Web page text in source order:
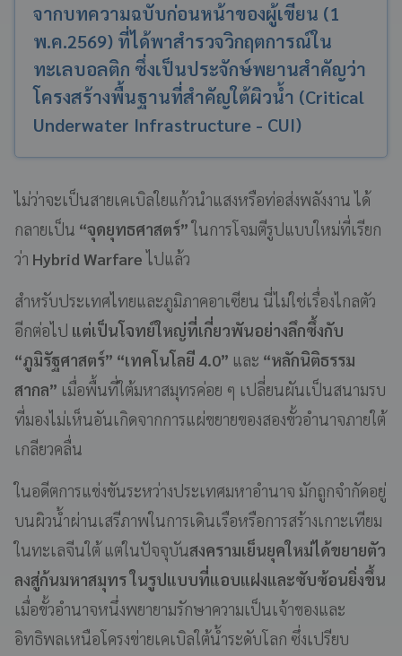
จากบทความฉบับก่อนหน้าของผู้เขียน (1
พ.ค.2569) ที่ได้พาสำรวจวิกฤตการณ์ใน
ทะเลบอลติก ซึ่งเป็นประจักษ์พยานสำคัญว่า
โครงสร้างพื้นฐานที่สำคัญใต้ผิวน้ำ (Critical
Underwater Infrastructure - CUI)
ไม่ว่าจะเป็นสายเคเบิลใยแก้วนำแสงหรือท่อส่งพลังงาน ได้
กลายเป็น “จุดยุทธศาสตร์”ในการโจมตีรูปแบบใหม่ที่เรียก
ว่า Hybrid Warfareไปแล้ว
สำหรับประเทศไทยและภูมิภาคอาเซียน นี่ไม่ใช่เรื่องไกลตัว
อีกต่อไป แต่เป็นโจทย์ใหญ่ที่เกี่ยวพันอย่างลึกซึ้งกับ
“ภูมิรัฐศาสตร์” “เทคโนโลยี 4.0” และ “หลักนิติธรรม
สากล” เมื่อพื้นที่ใต้มหาสมุทรค่อย ๆ เปลี่ยนผันเป็นสนามรบ
ที่มองไม่เห็นอันเกิดจากการแผ่ขยายของสองขั้วอำนาจภายใต้
เกลียวคลื่น
ในอดีตการแข่งขันระหว่างประเทศมหาอำนาจ มักถูกจำกัดอยู่
บนผิวน้ำผ่านเสรีภาพในการเดินเรือหรือการสร้างเกาะเทียม
ในทะเลจีนใต้ แต่ในปัจจุบันสงครามเย็นยุคใหม่ได้ขยายตัว
ลงสู่ก้นมหาสมุทร ในรูปแบบที่แอบแฝงและซับซ้อนยิ่งขึ้น
เมื่อขั้วอำนาจหนึ่งพยายามรักษาความเป็นเจ้าของและ
อิทธิพลเหนือโครงข่ายเคเบิลใต้น้ำระดับโลก ซึ่งเปรียบ